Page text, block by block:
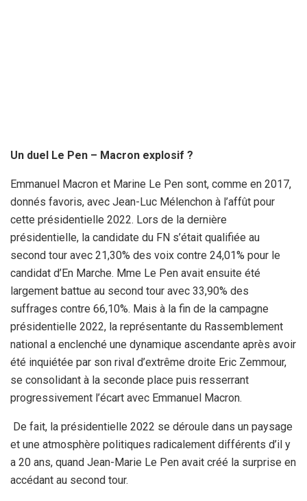
Un duel Le Pen – Macron explosif ?
Emmanuel Macron et Marine Le Pen sont, comme en 2017,
donnés favoris, avec Jean-Luc Mélenchon à l’affût pour
cette présidentielle 2022. Lors de la dernière
présidentielle, la candidate du FN s’était qualifiée au
second tour avec 21,30% des voix contre 24,01% pour le
candidat d’En Marche. Mme Le Pen avait ensuite été
largement battue au second tour avec 33,90% des
suffrages contre 66,10%. Mais à la fin de la campagne
présidentielle 2022, la représentante du Rassemblement
national a enclenché une dynamique ascendante après avoir
été inquiétée par son rival d’extrême droite Eric Zemmour,
se consolidant à la seconde place puis resserrant
progressivement l’écart avec Emmanuel Macron.
De fait, la présidentielle 2022 se déroule dans un paysage
et une atmosphère politiques radicalement différents d’il y
a 20 ans, quand Jean-Marie Le Pen avait créé la surprise en
accédant au second tour.